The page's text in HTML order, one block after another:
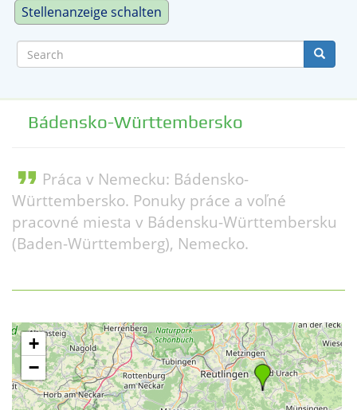
Stellenanzeige schalten
Bádensko-Württembersko
format_quote Práca v Nemecku: Bádensko-
Württembersko. Ponuky práce a voľné
pracovné miesta v Bádensku-Württembersku
(Baden-Württemberg), Nemecko.
+
−